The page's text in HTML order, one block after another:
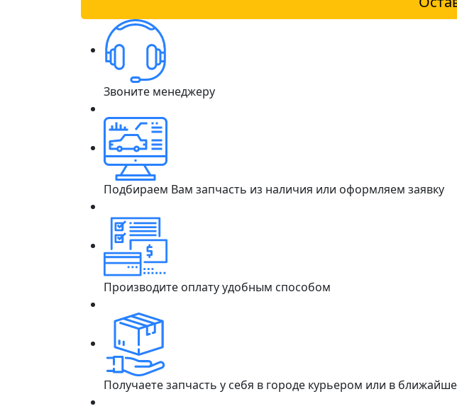
Звоните менеджеру
Подбираем Вам запчасть из наличия или оформляем заявку
Производите оплату удобным способом
Получаете запчасть у себя в городе курьером или в